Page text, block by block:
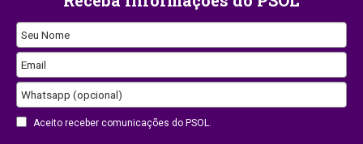
Seu Nome
Email
Website
Whatsapp (opcional)
Aceito receber comunicações do PSOL.